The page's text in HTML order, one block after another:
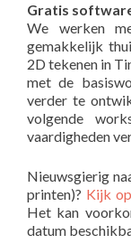
Gratis
We werken
gemakkelijk
2D tekenen in
met de
verder te
volgende
vaardigheden
Nieuwsgierig
printen)? Kijk
Het kan
datum